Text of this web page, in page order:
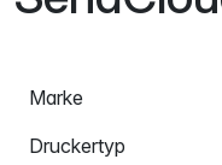
Marke
Druckertyp